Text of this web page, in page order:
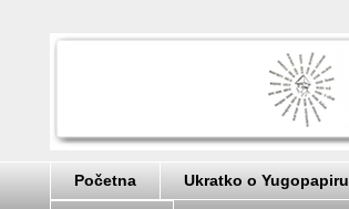
Početna Ukratko o Yugopapiru